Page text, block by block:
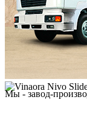
Мы - завод-